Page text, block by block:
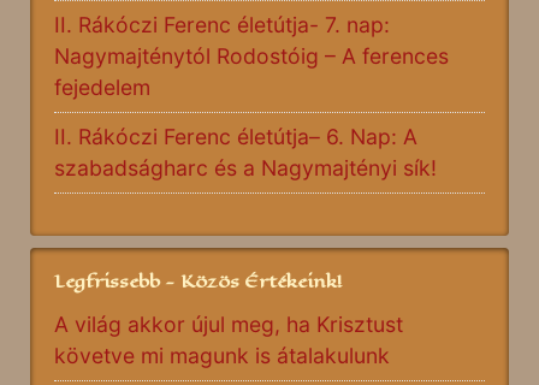
II. Rákóczi Ferenc életútja- 7. nap:
Nagymajténytól Rodostóig – A ferences
fejedelem
II. Rákóczi Ferenc életútja– 6. Nap: A
szabadságharc és a Nagymajtényi sík!
Legfrissebb - Közös Értékeink!
A világ akkor újul meg, ha Krisztust
követve mi magunk is átalakulunk